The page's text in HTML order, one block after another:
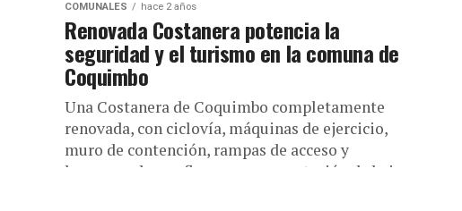
COMUNALES hace 2 años
Renovada Costanera potencia la
seguridad y el turismo en la comuna de
Coquimbo
Una Costanera de Coquimbo completamente
renovada, con ciclovía, máquinas de ejercicio,
muro de contención, rampas de acceso y
hermoseada con flores y ornamentación de bajo